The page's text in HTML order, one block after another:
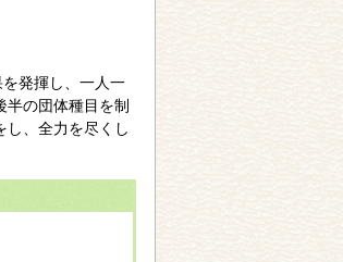
発揮し、一人一
の団体種目を制
し、全力を尽くし